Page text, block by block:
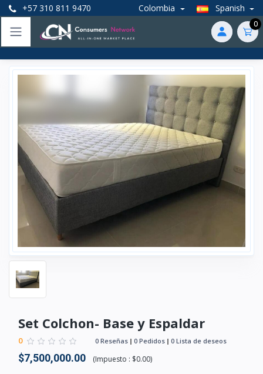
+57 310 811 9470 Colombia Spanish
0
Set Colchon- Base y Espaldar
0 0 Reseñas 0 Pedidos 0 Lista de deseos
$7,500,000.00 (Impuesto : $0.00)